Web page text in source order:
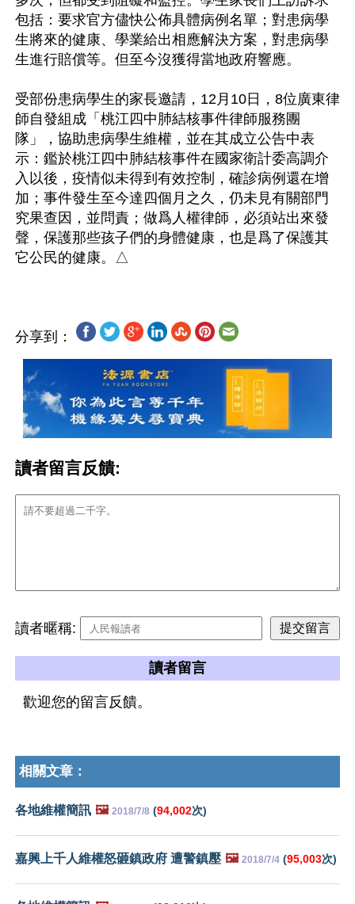
包括：要求官方儘快公佈具體病例名單；對患病學
生將來的健康、學業給出相應解決方案，對患病學
生進行賠償等。但至今沒獲得當地政府響應。
受部份患病學生的家長邀請，12月10日，8位廣東律
師自發組成「桃江四中肺結核事件律師服務團
隊」，協助患病學生維權，並在其成立公告中表
示：鑑於桃江四中肺結核事件在國家衛計委高調介
入以後，疫情似未得到有效控制，確診病例還在增
加；事件發生至今達四個月之久，仍未見有關部門
究果查因，並問責；做爲人權律師，必須站出來發
聲，保護那些孩子們的身體健康，也是爲了保護其
分享到：
讀者留言反饋:
讀者暱稱:
讀者留言
歡迎您的留言反饋。
相關文章：
各地維權簡訊 🖼️ 2018/7/8 (94,002次)
嘉興上千人維權怒砸鎮政府 遭警鎮壓 🖼️ 2018/7/4 (95,003次)